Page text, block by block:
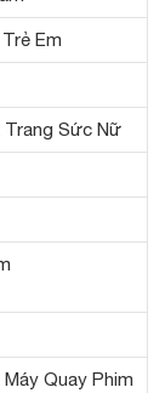
Em
Trang Sức Nữ
Quay Phim